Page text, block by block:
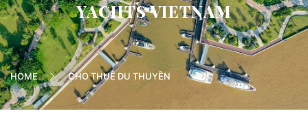
YACHTS VIETNAM
HOME CHO THUÊ DU THUYỀN